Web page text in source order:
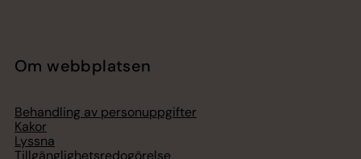
Om webbplatsen
Behandling av personuppgifter
Kakor
Lyssna
Tillgänglighetsredogörelse